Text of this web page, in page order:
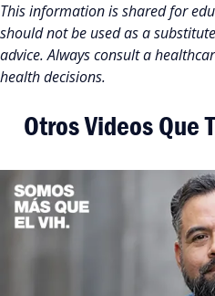
This information is shared for
should not be used as a
advice. Always consult a
health decisions.
Otros Videos Que